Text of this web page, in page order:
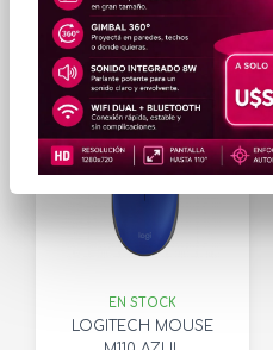
FILTRAR POR
EN STOCK
LOGITECH MOUSE